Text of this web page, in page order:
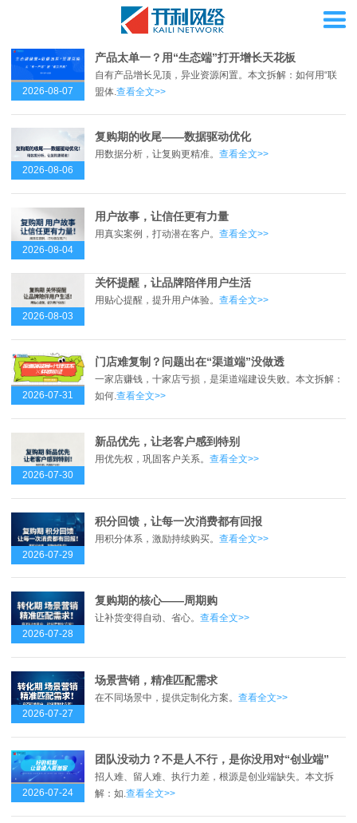
2026-08-07
产品太单一？用“生态端”打开增长天花板
自有产品增长见顶，异业资源闲置。本文拆解：如何用“联
盟体. 查看全文>>
2026-08-06
复购期的收尾——数据驱动优化
用数据分析，让复购更精准。 查看全文>>
2026-08-04
用户故事，让信任更有力量
用真实案例，打动潜在客户。 查看全文>>
2026-08-03
关怀提醒，让品牌陪伴用户生活
用贴心提醒，提升用户体验。 查看全文>>
2026-07-31
门店难复制？问题出在“渠道端”没做透
一家店赚钱，十家店亏损，是渠道端建设失败。本文拆解：
如何.查看全文>>
2026-07-30
新品优先，让老客户感到特别
用优先权，巩固客户关系。 查看全文>>
2026-07-29
积分回馈，让每一次消费都有回报
用积分体系，激励持续购买。 查看全文>>
2026-07-28
复购期的核心——周期购
让补货变得自动、省心。 查看全文>>
2026-07-27
场景营销，精准匹配需求
在不同场景中，提供定制化方案。 查看全文>>
2026-07-24
团队没动力？不是人不行，是你没用对“创业端”
招人难、留人难、执行力差，根源是创业端缺失。本文拆
解：如.查看全文>>